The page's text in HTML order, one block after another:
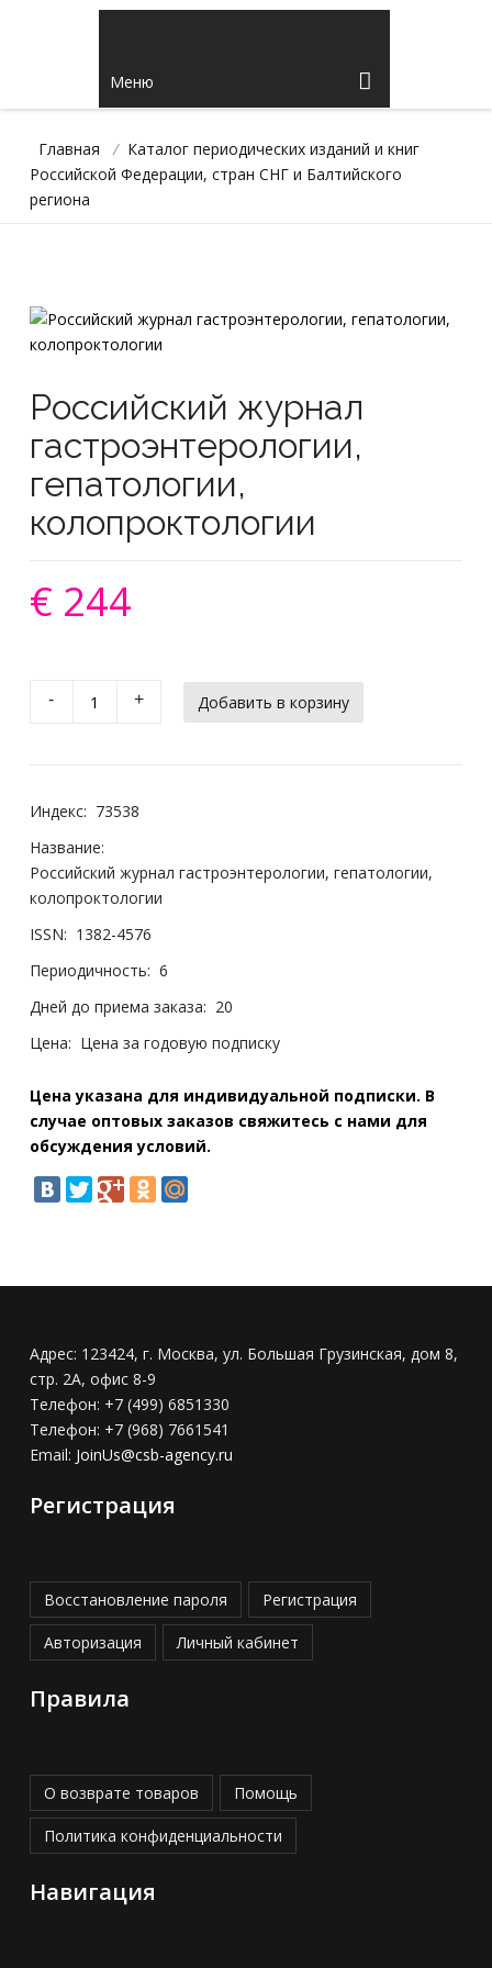
Меню
Главная / Каталог периодических изданий и книг
Российской Федерации, стран СНГ и Балтийского
региона
Российский журнал
гастроэнтерологии,
гепатологии,
колопроктологии
€ 244
- +
Индекс: 73538
Название:
Российский журнал гастроэнтерологии, гепатологии,
колопроктологии
ISSN: 1382-4576
Периодичность: 6
Дней до приема заказа: 20
Цена: Цена за годовую подписку
Цена указана для индивидуальной подписки. В
случае оптовых заказов свяжитесь с нами для
обсуждения условий.
Адрес: 123424, г. Москва, ул. Большая Грузинская, дом 8,
стр. 2А, офис 8-9
Телефон: +7 (499) 6851330
Телефон: +7 (968) 7661541
Email: JoinUs@csb-agency.ru
Регистрация
Восстановление пароля Регистрация
Авторизация Личный кабинет
Правила
О возврате товаров Помощь
Политика конфиденциальности
Навигация